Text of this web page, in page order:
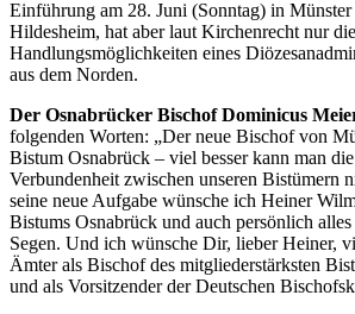
Einführung am 28. Juni (Sonntag) in
Hildesheim, hat aber laut Kirchenrecht nur
Handlungsmöglichkeiten eines
aus dem Norden.
Der Osnabrücker Bischof Dominicus
folgenden Worten: „Der neue Bischof von
Bistum Osnabrück – viel besser kann man
Verbundenheit zwischen unseren Bistümern
seine neue Aufgabe wünsche ich Heiner
Bistums Osnabrück und auch persönlich
Segen. Und ich wünsche Dir, lieber Heiner,
Ämter als Bischof des mitgliederstärksten
und als Vorsitzender der Deutschen